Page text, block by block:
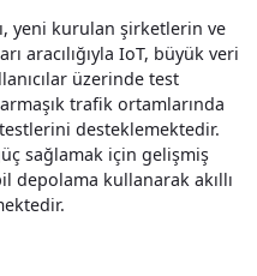
yeni kurulan şirketlerin ve
aracılığıyla IoT, büyük veri
üzerinde test
trafik ortamlarında
desteklemektedir.
sağlamak için gelişmiş
depolama kullanarak akıllı